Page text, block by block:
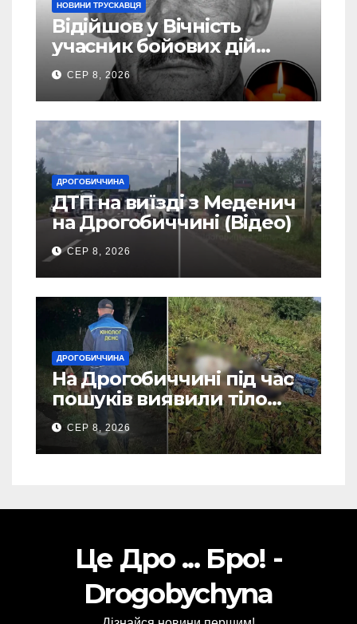
НОВИНИ ТРУСКАВЦЯ
Відійшов у Вічність
учасник бойових дій
Василь Іваникович зі
Станилі
СЕР 8, 2026
ДРОГОБИЧЧИНА
ДТП на виїзді з Меденич
на Дрогобиччині (Відео)
СЕР 8, 2026
ДРОГОБИЧЧИНА
На Дрогобиччині під час
пошуків виявили тіло
зниклого чоловіка (Фото)
СЕР 8, 2026
Це Дро ... Бро! -
Drogobychyna